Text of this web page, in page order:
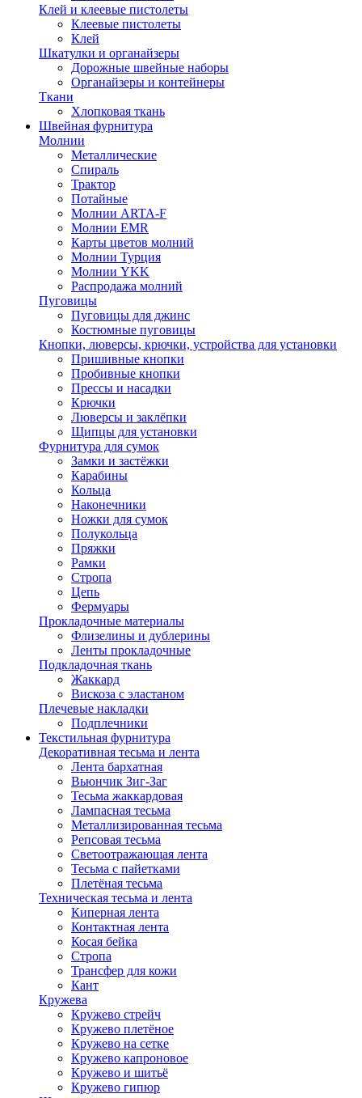
Клей и клеевые пистолеты
Клеевые пистолеты
Клей
Шкатулки и органайзеры
Дорожные швейные наборы
Органайзеры и контейнеры
Ткани
Хлопковая ткань
Швейная фурнитура
Молнии
Металлические
Спираль
Трактор
Потайные
Молнии ARTA-F
Молнии EMR
Карты цветов молний
Молнии Турция
Молнии YKK
Распродажа молний
Пуговицы
Пуговицы для джинс
Костюмные пуговицы
Кнопки, люверсы, крючки, устройства для установки
Пришивные кнопки
Пробивные кнопки
Прессы и насадки
Крючки
Люверсы и заклёпки
Щипцы для установки
Фурнитура для сумок
Замки и застёжки
Карабины
Кольца
Наконечники
Ножки для сумок
Полукольца
Пряжки
Рамки
Стропа
Цепь
Фермуары
Прокладочные материалы
Флизелины и дублерины
Ленты прокладочные
Подкладочная ткань
Жаккард
Вискоза с эластаном
Плечевые накладки
Подплечники
Текстильная фурнитура
Декоративная тесьма и лента
Лента бархатная
Вьюнчик Зиг-Заг
Тесьма жаккардовая
Лампасная тесьма
Металлизированная тесьма
Репсовая тесьма
Светоотражающая лента
Тесьма с пайетками
Плетёная тесьма
Техническая тесьма и лента
Киперная лента
Контактная лента
Косая бейка
Стропа
Трансфер для кожи
Кант
Кружева
Кружево стрейч
Кружево плетёное
Кружево на сетке
Кружево капроновое
Кружево и шитьё
Кружево гипюр